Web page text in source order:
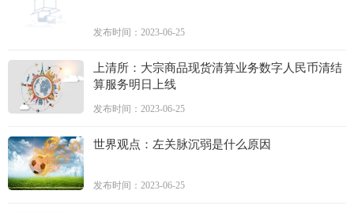
发布时间：2023-06-25
上清所：大宗商品现货清算业务数字人民币清结
算服务明日上线
发布时间：2023-06-25
世界观点：左关脉沉弱是什么原因
发布时间：2023-06-25